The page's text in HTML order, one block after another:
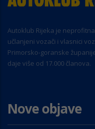
Autoklub Rijeka je
učlanjeni vozači i vlasnici
Primorsko-goranske
daje više od 17.000 članova.
Nove objave